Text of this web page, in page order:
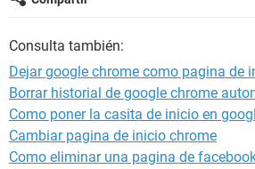
Consulta también:
Dejar google chrome como pagina de
Borrar historial de google chrome
Como poner la casita de inicio en
Cambiar pagina de inicio chrome
Como eliminar una pagina de